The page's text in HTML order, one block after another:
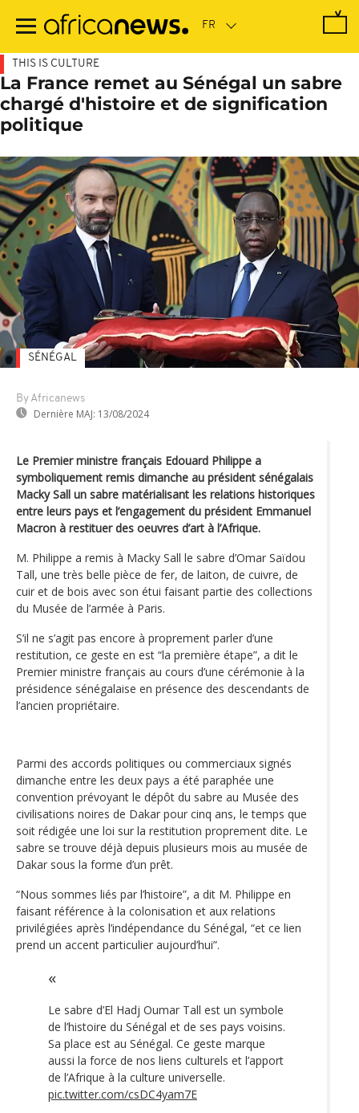
contenu
THIS IS CULTURE
La France remet au Sénégal un sabre
chargé d'histoire et de signification
politique
By Africanews
Dernière MAJ: 13/08/2024
SÉNÉGAL
Le Premier ministre français Edouard Philippe a
symboliquement remis dimanche au président sénégalais
Macky Sall un sabre matérialisant les relations historiques
entre leurs pays et l’engagement du président Emmanuel
Macron à restituer des oeuvres d’art à l’Afrique.
M. Philippe a remis à Macky Sall le sabre d’Omar Saïdou
Tall, une très belle pièce de fer, de laiton, de cuivre, de
cuir et de bois avec son étui faisant partie des collections
du Musée de l’armée à Paris.
S’il ne s’agit pas encore à proprement parler d’une
restitution, ce geste en est “la première étape”, a dit le
Premier ministre français au cours d’une cérémonie à la
présidence sénégalaise en présence des descendants de
l’ancien propriétaire.
Parmi des accords politiques ou commerciaux signés
dimanche entre les deux pays a été paraphée une
convention prévoyant le dépôt du sabre au Musée des
civilisations noires de Dakar pour cinq ans, le temps que
soit rédigée une loi sur la restitution proprement dite. Le
sabre se trouve déjà depuis plusieurs mois au musée de
Dakar sous la forme d’un prêt.
“Nous sommes liés par l’histoire”, a dit M. Philippe en
faisant référence à la colonisation et aux relations
privilégiées après l’indépendance du Sénégal, “et ce lien
prend un accent particulier aujourd’hui”.
Le sabre d’El Hadj Oumar Tall est un symbole
de l’histoire du Sénégal et de ses pays voisins.
Sa place est au Sénégal. Ce geste marque
aussi la force de nos liens culturels et l’apport
de l’Afrique à la culture universelle.
pic.twitter.com/csDC4yam7E